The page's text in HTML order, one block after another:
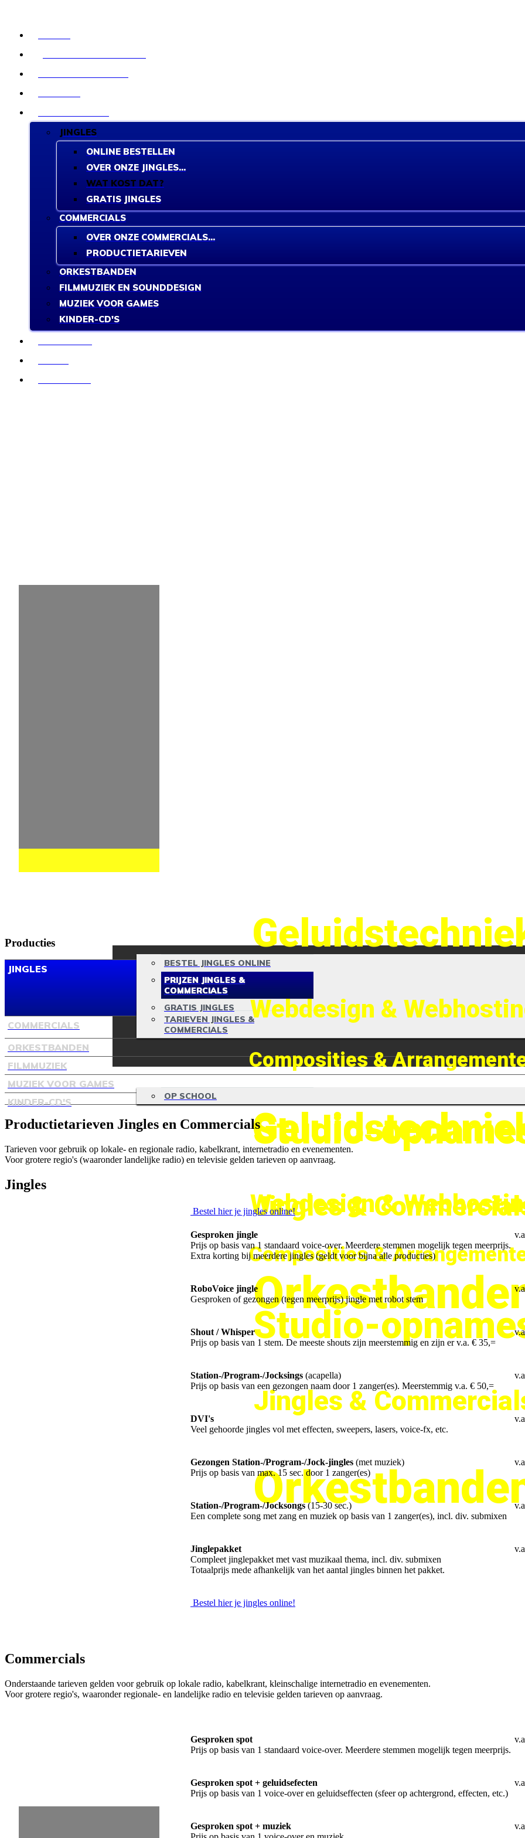
JINGLES
ONLINE BESTELLEN
OVER ONZE JINGLES...
WAT KOST DAT?
GRATIS JINGLES
COMMERCIALS
OVER ONZE COMMERCIALS...
PRODUCTIETARIEVEN
ORKESTBANDEN
FILMMUZIEK EN SOUNDDESIGN
MUZIEK VOOR GAMES
KINDER-CD'S
Webdesign &
Composities &
Studio-
Jingles &
Webdesign &
Composities &
Studio-
Jingles &
Producties
JINGLES
BESTEL JINGLES ONLINE
PRIJZEN JINGLES &
COMMERCIALS
GRATIS JINGLES
COMMERCIALS
TARIEVEN JINGLES &
COMMERCIALS
ORKESTBANDEN
FILMMUZIEK
MUZIEK VOOR GAMES
KINDER-CD'S
OP SCHOOL
Productietarieven Jingles en Commercials
Tarieven voor gebruik op lokale- en regionale radio, kabelkrant, internetradio en evenementen.
Voor grotere regio's (waaronder landelijke radio) en televisie gelden tarieven op aanvraag.
Jingles
Bestel hier je jingles online!
Gesproken jingle
Prijs op basis van 1 standaard voice-over. Meerdere stemmen mogelijk tegen meerprijs.
Extra korting bij meerdere jingles (geldt voor bijna alle producties)
RoboVoice jingle
Gesproken of gezongen (tegen meerprijs) jingle met robot stem
Shout / Whisper
Prijs op basis van 1 stem. De meeste shouts zijn meerstemmig en zijn er v.a. € 35,=
Station-/Program-/Jocksings (acapella)
Prijs op basis van een gezongen naam door 1 zanger(es). Meerstemmig v.a. € 50,=
DVI's
Veel gehoorde jingles vol met effecten, sweepers, lasers, voice-fx, etc.
Gezongen Station-/Program-/Jock-jingles (met muziek)
Prijs op basis van max. 15 sec. door 1 zanger(es)
Station-/Program-/Jocksongs(15-30 sec.)
Een complete song met zang en muziek op basis van 1 zanger(es), incl. div. submixen
Jinglepakket
Compleet jinglepakket met vast muzikaal thema, incl. div. submixen
Totaalprijs mede afhankelijk van het aantal jingles binnen het pakket.
Bestel hier je jingles online!
Commercials
Onderstaande tarieven gelden voor gebruik op lokale radio, kabelkrant, kleinschalige internetradio en evenementen.
Voor grotere regio's, waaronder regionale- en landelijke radio en televisie gelden tarieven op aanvraag.
Gesproken spot
Prijs op basis van 1 standaard voice-over. Meerdere stemmen mogelijk tegen meerprijs.
Gesproken spot + geluidsefecten
Prijs op basis van 1 voice-over en geluidseffecten (sfeer op achtergrond, effecten, etc.)
Gesproken spot + muziek